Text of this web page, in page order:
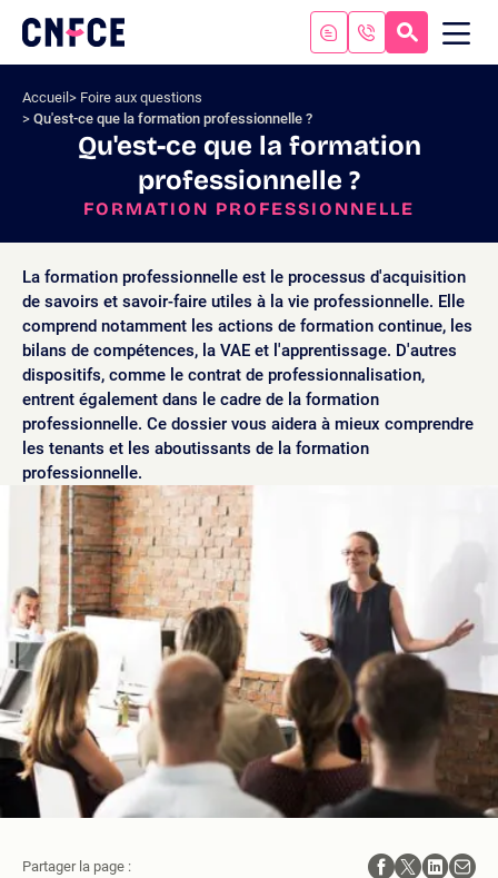
contenu
Logo
site
Accueil
Foire aux questions
Qu'est-ce que la formation professionnelle ?
Qu'est-ce que la formation
professionnelle ?
FORMATION PROFESSIONNELLE
La formation professionnelle est le processus d'acquisition
de savoirs et savoir-faire utiles à la vie professionnelle. Elle
comprend notamment les actions de formation continue, les
bilans de compétences, la VAE et l'apprentissage. D'autres
dispositifs, comme le contrat de professionnalisation,
entrent également dans le cadre de la formation
professionnelle. Ce dossier vous aidera à mieux comprendre
les tenants et les aboutissants de la formation
professionnelle.
Partager la page :